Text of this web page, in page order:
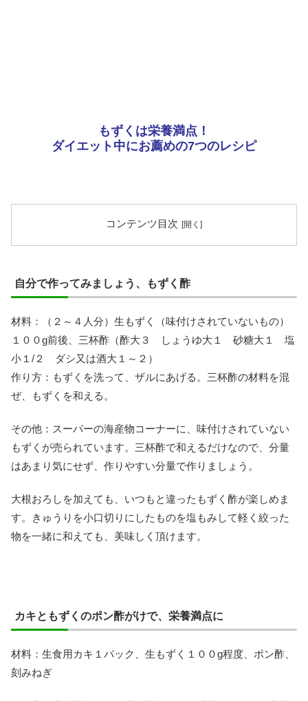
もずくは栄養満点！
ダイエット中にお薦めの7つのレシピ
コンテンツ目次
自分で作ってみましょう、もずく酢
材料：（２～４人分）生もずく（味付けされていないもの）
１００g前後、三杯酢（酢大３ しょうゆ大１ 砂糖大１ 塩
小１/２ ダシ又は酒大１～２）
作り方：もずくを洗って、ザルにあげる。三杯酢の材料を混
ぜ、もずくを和える。
その他：スーパーの海産物コーナーに、味付けされていない
もずくが売られています。三杯酢で和えるだけなので、分量
はあまり気にせず、作りやすい分量で作りましょう。
大根おろしを加えても、いつもと違ったもずく酢が楽しめま
す。きゅうりを小口切りにしたものを塩もみして軽く絞った
物を一緒に和えても、美味しく頂けます。
カキともずくのポン酢がけで、栄養満点に
材料：生食用カキ１パック、生もずく１００g程度、ポン酢、
刻みねぎ